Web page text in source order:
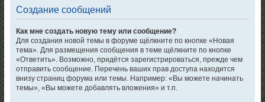
Создание сообщений
Как мне создать новую тему или сообщение?
Для создания новой темы в форуме щёлкните по кнопке «Новая
тема». Для размещения сообщения в теме щёлкните по кнопке
«Ответить». Возможно, придётся зарегистрироваться, прежде чем
отправить сообщение. Перечень ваших прав доступа находится
внизу страниц форума или темы. Например: «Вы можете начинать
темы», «Вы можете добавлять вложения» и т.п.